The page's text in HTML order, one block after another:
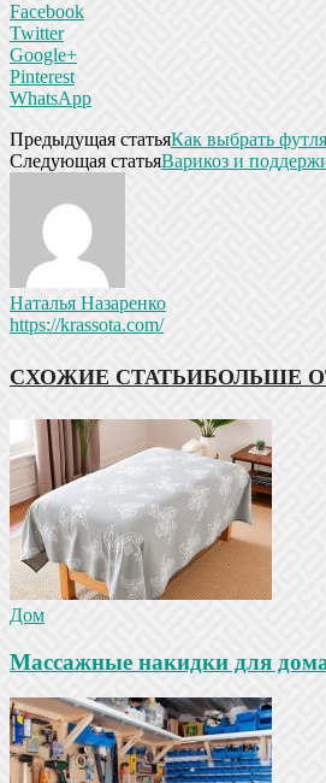
Facebook
Twitter
Google+
Pinterest
WhatsApp
Предыдущая статьяКак выбрать
Следующая статьяВарикоз и
Наталья Назаренко
https://krassota.com/
СХОЖИЕ СТАТЬИБОЛЬШЕ
Дом
Массажные накидки для